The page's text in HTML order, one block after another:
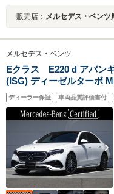
販売店： メルセデス・ベン
メルセデス・ベンツ
Eクラス E220 d アバン
(ISG) ディーゼルターボ
パッケージ アドバンス
ルーシブパッケージ パノ
フ ヘッドアップディス
ディーラー保証 車両品質評価書付